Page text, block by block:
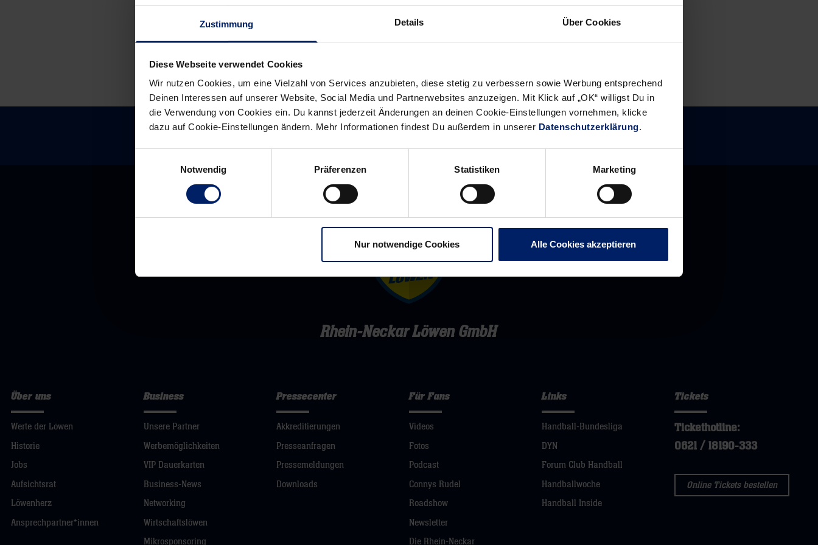
Zustimmung Details Über Cookies
Diese Webseite verwendet Cookies
Wir nutzen Cookies, um eine Vielzahl von Services anzubieten, diese stetig zu verbessern sowie Werbung entsprechend
Deinen Interessen auf unserer Website, Social Media und Partnerwebsites anzuzeigen. Mit Klick auf „OK“ willigst Du in
die Verwendung von Cookies ein. Du kannst jederzeit Änderungen an deinen Cookie-Einstellungen vornehmen, klicke
dazu auf Cookie-Einstellungen ändern. Mehr Informationen findest Du außerdem in unserer Datenschutzerklärung.
Notwendig
Präferenzen Statistiken Marketing
Nur notwendige Cookies Alle Cookies akzeptieren
News:
Testlauf
Heim-
News:
schlägt
Roggisch
der
Rhein-Neckar Löwen GmbH
Über uns
Werte der Löwen
Historie
Jobs
Aufsichtsrat
Löwenherz
Ansprechpartner*innen
Business
Unsere Partner
Werbemöglichkeiten
VIP Dauerkarten
Business-News
Networking
Wirtschaftslöwen
Mikrosponsoring
Pressecenter
Akkreditierungen
Presseanfragen
Pressemeldungen
Downloads
Für Fans
Videos
Fotos
Podcast
Connys Rudel
Roadshow
Newsletter
Die Rhein-Neckar
Links
Handball-Bundesliga
DYN
Forum Club Handball
Handballwoche
Handball Inside
Tickets
Tickethotline:
0621 / 18190-333
Online Tickets bestellen